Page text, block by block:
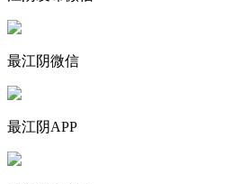
最江阴微信
最江阴APP